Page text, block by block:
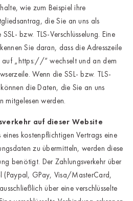
Ihre Casa
wie zum Beispiel ihre
die Sie an uns als
bzw. TLS-Verschlüsselung. Eine
Sie daran, dass die Adresszeile
„https://“ wechselt und an dem
Wenn die SSL- bzw. TLS-
die Daten, die Sie an uns
mitgelesen werden.
auf dieser Website
eines kostenpflichtigen Vertrags eine
zu übermitteln, werden diese
benötigt. Der Zahlungsverkehr über
(Paypal, GPay, Visa/MasterCard,
über eine verschlüsselte